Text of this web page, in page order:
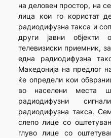
на деловен простор, на
лица кои го користат
радиодифузна такса и
други јавни
телевизиски приемник,
една радиодифузна
Македонија на предлог
ќе определи кои
во населени места
радиодифузни
радиодифузна такса.
слепо лице со
глуво лице со